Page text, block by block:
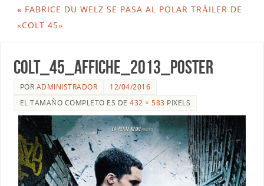
« FABRICE DU WELZ SE PASA AL POLAR.TRÁILER DE
«COLT 45»
colt_45_affiche_2013_poster
POR ADMINISTRADOR
12/04/2016
EL TAMAÑO COMPLETO ES DE432 × 583 PIXELS